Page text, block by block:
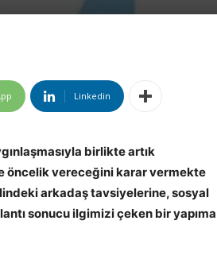
Linkedin
birlikte artık
öncelik vereceğini karar vermekte
arkadaş tavsiyelerine, sosyal
sonucu ilgimizi çeken bir yapıma